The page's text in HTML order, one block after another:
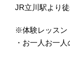
JR立川駅より
※体験レッスン
・お一人お一